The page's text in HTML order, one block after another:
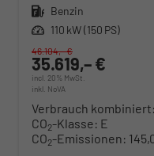
Kraftstoff Benzin
Leistung 110 kW (150 PS)
35.619,– €
incl. 20% MwSt.
inkl. NoVA
46.104,– €
Verbrauch kombiniert:
CO2-Klasse: E
CO2-Emissionen: